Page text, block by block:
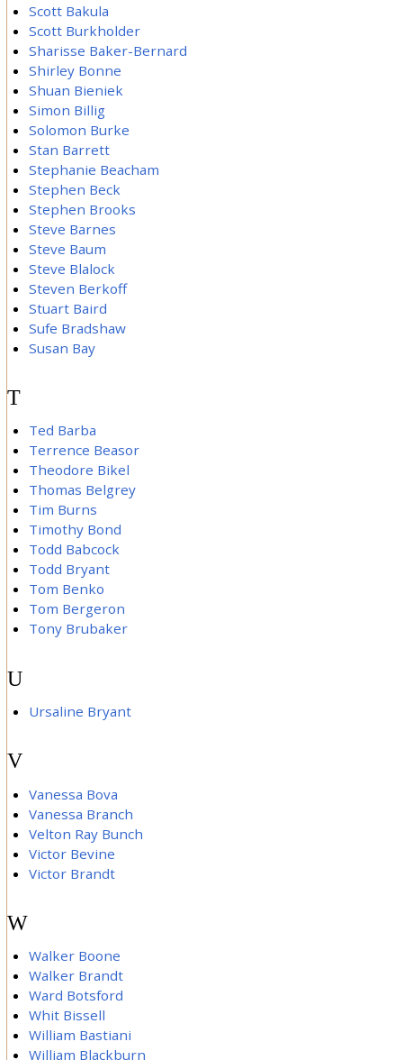
Scott Bakula
Scott Burkholder
Sharisse Baker-Bernard
Shirley Bonne
Shuan Bieniek
Simon Billig
Solomon Burke
Stan Barrett
Stephanie Beacham
Stephen Beck
Stephen Brooks
Steve Barnes
Steve Baum
Steve Blalock
Steven Berkoff
Stuart Baird
Sufe Bradshaw
Susan Bay
T
Ted Barba
Terrence Beasor
Theodore Bikel
Thomas Belgrey
Tim Burns
Timothy Bond
Todd Babcock
Todd Bryant
Tom Benko
Tom Bergeron
Tony Brubaker
U
Ursaline Bryant
V
Vanessa Bova
Vanessa Branch
Velton Ray Bunch
Victor Bevine
Victor Brandt
W
Walker Boone
Walker Brandt
Ward Botsford
Whit Bissell
William Bastiani
William Blackburn